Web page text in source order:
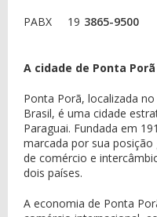
PABX
19 3865-9500
A cidade de Ponta Porã
Ponta Porã, localizada
Brasil, é uma cidade
Paraguai. Fundada em
marcada por sua
de comércio e
dois países.
A economia de Ponta